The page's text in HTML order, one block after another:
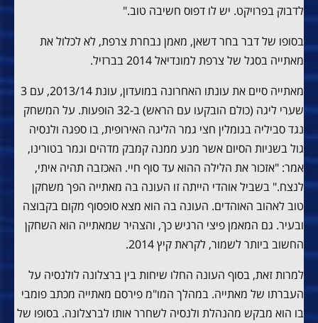
לדבוק בפרויקט. יש לו דפוס חשיבה טוב."
בסופו של דבר בחר דשאן, מאמן נבחרת צרפת, לא לכלול את
מאתייה בסגל של צרפת למונדיאל 2014 בברזיל.
מאתייה סיים את עונתו האחרונה במועדון, עונת 2013/14, עם 3
שערי ליגה (כולם הובקעו עם הראש) ב-32 הופעות. על המשחק
נגד סביליה בגומלין חצי גמר הליגה האירופית, בו ספגה ולנסיה
גול בשניות הסיום אשר מנע ממנה קמבק מדהים וגמר בטורינו,
אמר: "אזכור את הלילה ההוא עד סוף חיי. האכזבה תהיה איתי,
לנצח." בשביל אוהדי הייתה זו העונה בה מאתייה הפך משחקן
טוב לאהוב האוהדים. העונה בה הוא מצא סופסוף מקום בקבוצה
ובעיר. גם המאמן פיצי הרגיש כך, והצהיר שמאתייה הוא השחקן
החשוב ביותר לשמור, לקראת קיץ 2014.
למרות זאת, בסוף העונה החלו שיחות בין ברצלונה לולנסיה על
העברתו של מאתייה. במהלך המו"מ פירסם מאתייה מכתב פומבי
בו הוא מבקש מהנהלת ולנסיה לשחרר אותו לברצלונה. בסופו של